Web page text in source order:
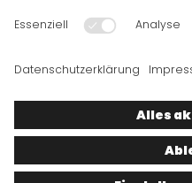
Rechtshinweise
Cookies
ausschließlich Ihrer
größter Sorgfalt erstellt. Bitte
zugrunde gelegten
bedingt Einfluss haben, dies
Richtigkeit, Vollständigkeit,
Aktualität der Inhalte keine